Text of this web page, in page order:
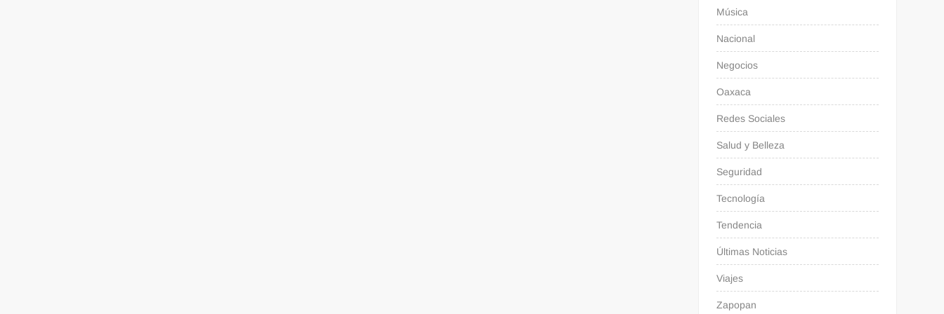
Música
Nacional
Negocios
Oaxaca
Redes Sociales
Salud y Belleza
Seguridad
Tecnología
Tendencia
Últimas Noticias
Viajes
Zapopan